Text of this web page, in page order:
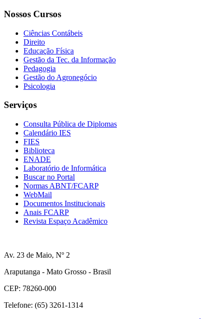
Nossos Cursos
Ciências Contábeis
Direito
Educação Física
Gestão da Tec. da Informação
Pedagogia
Gestão do Agronegócio
Psicologia
Serviços
Consulta Pública de Diplomas
Calendário IES
FIES
Biblioteca
ENADE
Laboratório de Informática
Buscar no Portal
Normas ABNT/FCARP
WebMail
Documentos Institucionais
Anais FCARP
Revista Espaço Acadêmico
Av. 23 de Maio, Nº 2
Araputanga - Mato Grosso - Brasil
CEP: 78260-000
Telefone: (65) 3261-1314